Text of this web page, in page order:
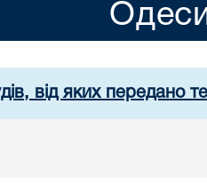
від яких передано